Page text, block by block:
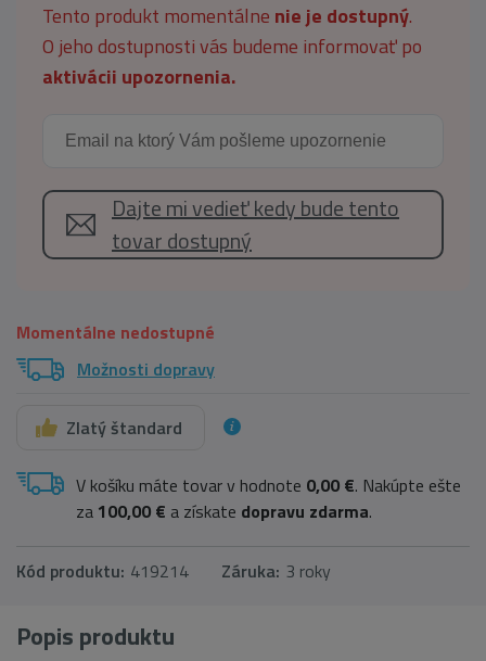
Tento produkt momentálne nie je dostupný.
O jeho dostupnosti vás budeme informovať po
aktivácii upozornenia.
Dajte mi vedieť kedy bude tento
tovar dostupný
Momentálne nedostupné
Možnosti dopravy
Zlatý štandard
V košíku máte tovar v hodnote 0,00 €. Nakúpte ešte
za 100,00 € a získate dopravu zdarma.
Kód produktu: 419214 Záruka: 3 roky
Popis produktu